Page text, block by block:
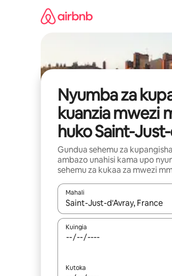
Nyumba za
kuanzia mwezi
huko Saint-
Gundua sehemu za
ambazo unahisi kama upo
sehemu za kukaa za mwezi
Mahali
Wakati matokeo yanapatikana,
Kuingia
Kutoka